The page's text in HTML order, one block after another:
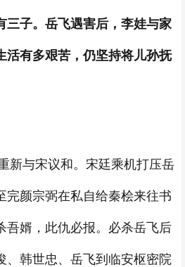
三子。岳飞遇害后，李娃与家
活有多艰苦，仍坚持将儿孙抚
新与宋议和。宋廷乘机打压岳
完颜宗弼在私自给秦桧来往书
吾婿，此仇必报。必杀岳飞后
、韩世忠、岳飞到临安枢密院